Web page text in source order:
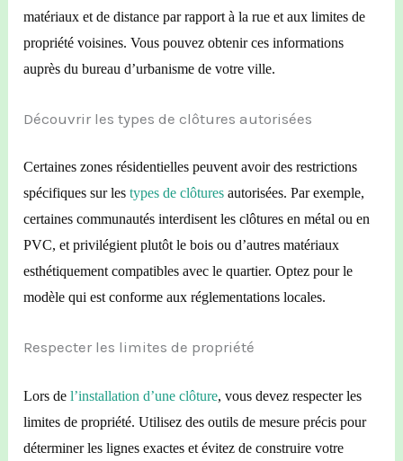
matériaux et de distance par rapport à la rue et aux limites de
propriété voisines. Vous pouvez obtenir ces informations
auprès du bureau d’urbanisme de votre ville.
Découvrir les types de clôtures autorisées
Certaines zones résidentielles peuvent avoir des restrictions
spécifiques sur lestypes de clôtures autorisées. Par exemple,
certaines communautés interdisent les clôtures en métal ou en
PVC,etprivilégient plutôt le bois ou d’autres matériaux
esthétiquement compatibles avec le quartier. Optez pour le
modèle qui est conforme aux réglementations locales.
Respecter les limites de propriété
Lors del’installation d’une clôture, vous devez respecter les
limites de propriété. Utilisez des outils de mesure précis pour
déterminer les lignes exactes et évitez de construire votre